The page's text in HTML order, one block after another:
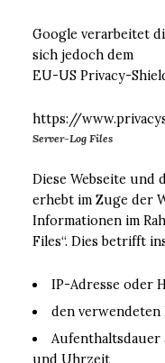
Google verarbeitet
sich jedoch dem
EU-US Privacy-
https://
Server-Log Files
Diese Webseite und
erhebt im Zuge der
Informationen im
Files“. Dies betrifft
IP-Adresse oder
den verwendeten
Aufenthaltsdauer
und Uhrzeit